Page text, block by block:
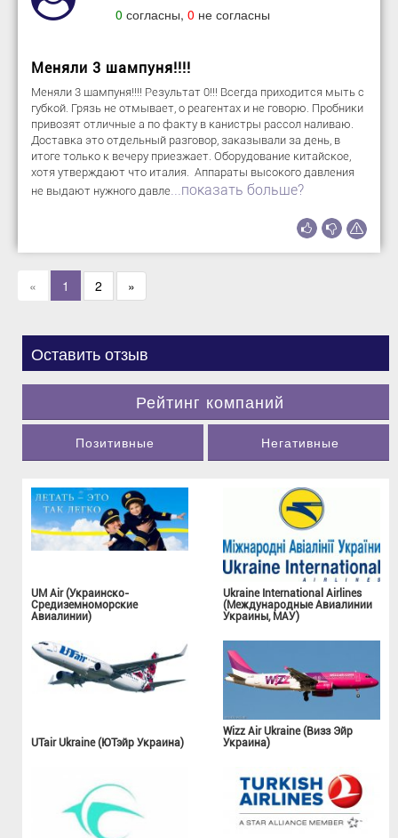
0 согласны, 0 не согласны
Меняли 3 шампуня!!!!
Меняли 3 шампуня!!!! Результат 0!!! Всегда приходится мыть с
губкой. Грязь не отмывает, о реагентах и не говорю. Пробники
привозят отличные а по факту в канистры рассол наливаю.
Доставка это отдельный разговор, заказывали за день, в
итоге только к вечеру приезжает. Оборудование китайское,
хотя утверждают что италия. Аппараты высокого давления
не выдают нужного давле...показать больше?
« 1 2 »
Оставить отзыв
Рейтинг компаний
Позитивные Негативные
UM Air (Украинско-
Средиземноморские
Авиалинии)
Ukraine International Airlines
(Международные Авиалинии
Украины, МАУ)
UTair Ukraine (ЮТэйр Украина)
Wizz Air Ukraine (Визз Эйр
Украина)